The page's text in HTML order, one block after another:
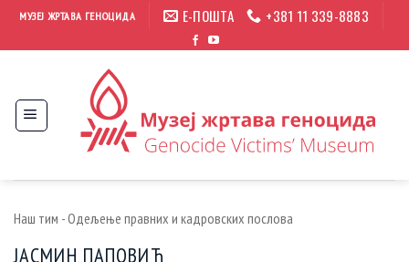
Прескочи
садржај
МУЗЕЈ ЖРТАВА ГЕНОЦИДА Е-ПОШТА +381 11 339-8883
Наш тим - Одељење правних и кадровских послова
ЈАСМИН ПАПОВИЋ